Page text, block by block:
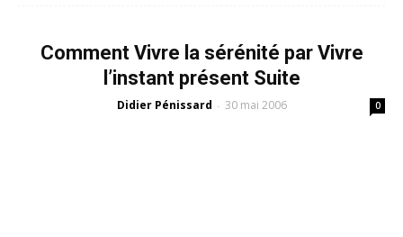
Comment Vivre la sérénité par Vivre
l’instant présent Suite
Didier Pénissard - 30 mai 2006 0